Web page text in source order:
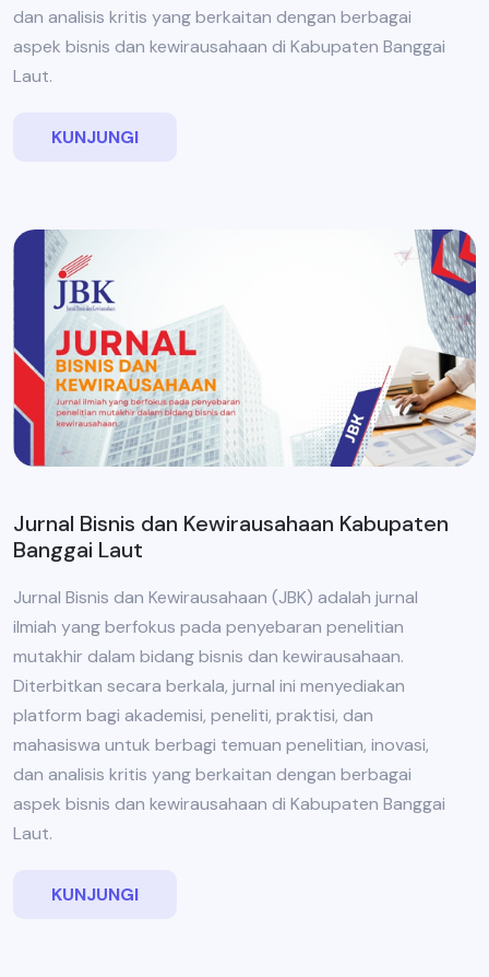
dan analisis kritis yang berkaitan dengan berbagai
aspek bisnis dan kewirausahaan di Kabupaten Banggai
Laut.
KUNJUNGI
Jurnal Bisnis dan Kewirausahaan Kabupaten
Banggai Laut
Jurnal Bisnis dan Kewirausahaan (JBK) adalah jurnal
ilmiah yang berfokus pada penyebaran penelitian
mutakhir dalam bidang bisnis dan kewirausahaan.
Diterbitkan secara berkala, jurnal ini menyediakan
platform bagi akademisi, peneliti, praktisi, dan
mahasiswa untuk berbagi temuan penelitian, inovasi,
dan analisis kritis yang berkaitan dengan berbagai
aspek bisnis dan kewirausahaan di Kabupaten Banggai
Laut.
KUNJUNGI